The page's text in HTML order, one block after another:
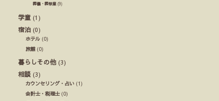
葬儀・葬祭業 (9)
学童 (1)
宿泊 (0)
ホテル (0)
旅館 (0)
暮らしその他 (3)
相談 (3)
カウンセリング・占い (1)
会計士・税理士(0)